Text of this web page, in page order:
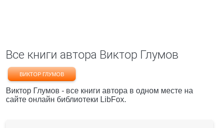
Все книги автора Виктор Глумов
ВИКТОР ГЛУМОВ
Виктор Глумов - все книги автора в одном месте на
сайте онлайн библиотеки LibFox.